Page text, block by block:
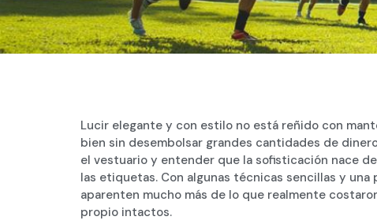
Lucir elegante y con estilo no está reñido con
bien sin desembolsar grandes cantidades de
el vestuario y entender que la sofisticación nace
las etiquetas. Con algunas técnicas sencillas y
aparenten mucho más de lo que realmente
propio intactos.